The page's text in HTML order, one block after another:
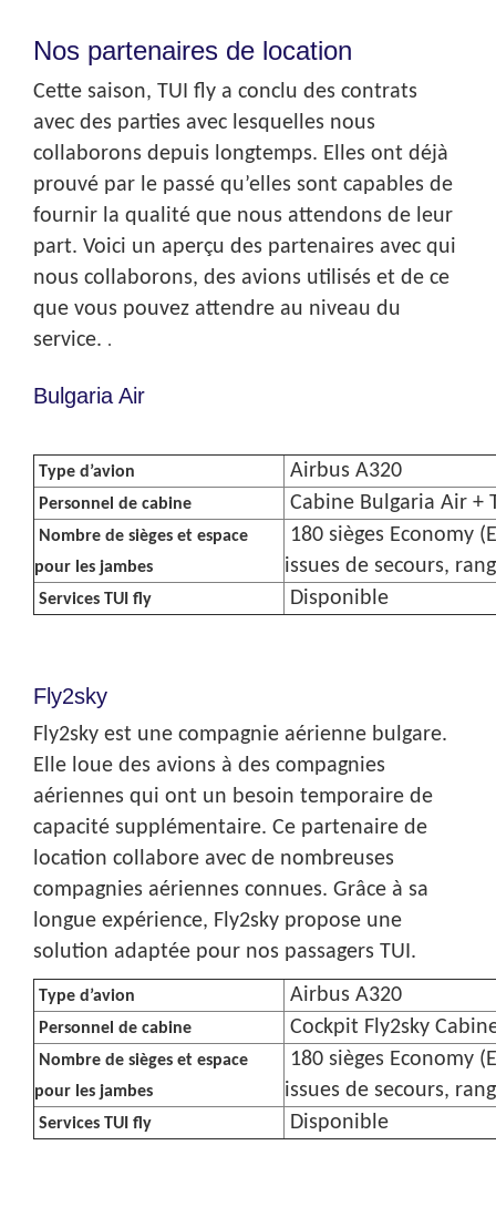
Nos partenaires de location
Cette saison, TUI fly a conclu des contrats
avec des parties avec lesquelles nous
collaborons depuis longtemps. Elles ont déjà
prouvé par le passé qu’elles sont capables de
fournir la qualité que nous attendons de leur
part. Voici un aperçu des partenaires avec qui
nous collaborons, des avions utilisés et de ce
que vous pouvez attendre au niveau du
service. .
Bulgaria Air
Type d’avion Airbus A320
Personnel de cabine Cabine Bulgaria Air +
Nombre de sièges et espace
pour les jambes
180 sièges Economy
issues de secours,
Services TUI fly Disponible
Fly2sky
Fly2sky est une compagnie aérienne bulgare.
Elle loue des avions à des compagnies
aériennes qui ont un besoin temporaire de
capacité supplémentaire. Ce partenaire de
location collabore avec de nombreuses
compagnies aériennes connues. Grâce à sa
longue expérience, Fly2sky propose une
solution adaptée pour nos passagers TUI.
Type d’avion Airbus A320
Personnel de cabine Cockpit Fly2sky
Nombre de sièges et espace
pour les jambes
180 sièges Economy
issues de secours,
Services TUI fly Disponible